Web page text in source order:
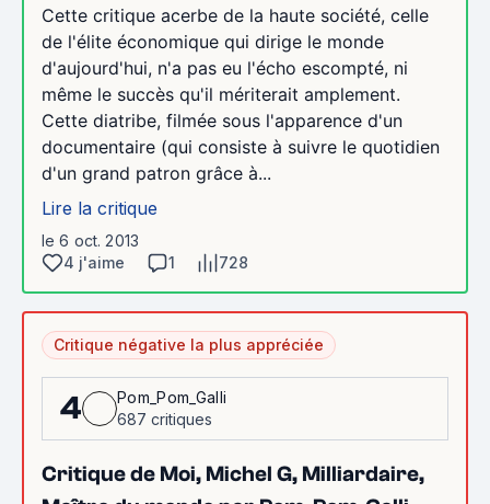
Cette critique acerbe de la haute société, celle
de l'élite économique qui dirige le monde
d'aujourd'hui, n'a pas eu l'écho escompté, ni
même le succès qu'il mériterait amplement.
Cette diatribe, filmée sous l'apparence d'un
documentaire (qui consiste à suivre le quotidien
d'un grand patron grâce à...
Lire la critique
le 6 oct. 2013
4 j'aime
1 728
Critique négative la plus appréciée
4
Pom_Pom_Galli
687 critiques
Critique de Moi, Michel G, Milliardaire,